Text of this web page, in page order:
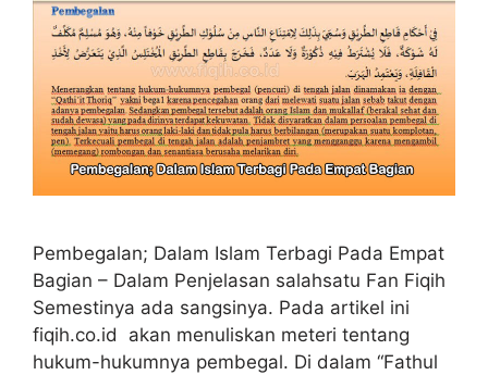
Pembegalan; Dalam Islam Terbagi Pada Empat
Bagian – Dalam Penjelasan salahsatu Fan Fiqih
Semestinya ada sangsinya. Pada artikel ini
fiqih.co.id akan menuliskan meteri tentang
hukum-hukumnya pembegal. Di dalam “Fathul